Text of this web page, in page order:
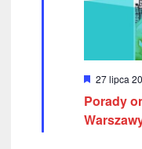
W
r
ó
ż
27 lipca
Porady